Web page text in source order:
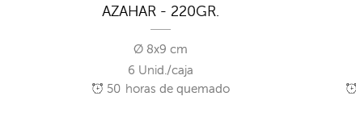
AZAHAR - 220GR.
Ø 8x9 cm
6 Unid./caja
50 horas de quemado